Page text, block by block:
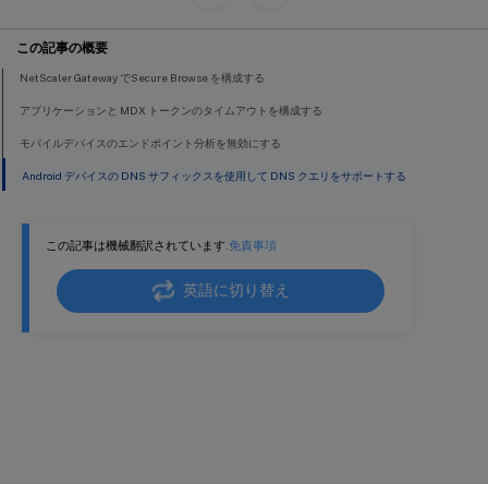
この記事は機械翻訳されています.免責事項
英語に切り替え
この記事の概要
NetScaler Gateway でSecure Browse を構成する
アプリケーションと MDX トークンのタイムアウトを構成する
モバイルデバイスのエンドポイント分析を無効にする
Android デバイスの DNS サフィックスを使用して DNS クエリをサポートする